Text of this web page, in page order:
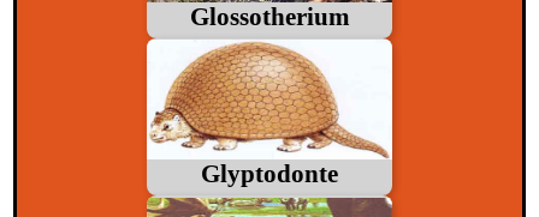
Glossotherium
Glyptodonte